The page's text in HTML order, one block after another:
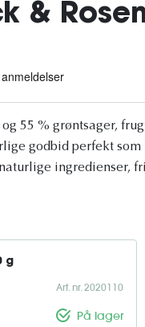
&
55 % grøntsager,
godbid perfekt som
ingredienser,
g
Art. nr. 2020110
På lager